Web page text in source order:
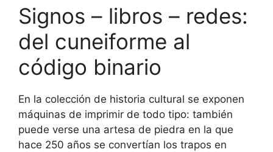
Signos – libros – redes:
del cuneiforme al
código binario
En la colección de historia cultural se exponen
máquinas de imprimir de todo tipo: también
puede verse una artesa de piedra en la que
hace 250 años se convertían los trapos en